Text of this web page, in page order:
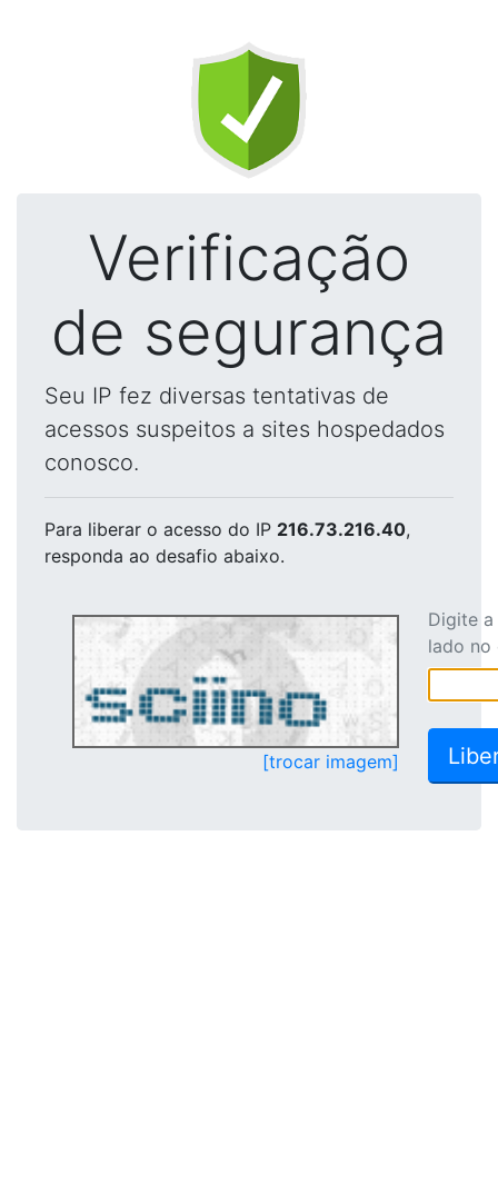
Verificação
de segurança
Seu IP fez diversas tentativas de
acessos suspeitos a sites hospedados
conosco.
Para liberar o acesso do IP 216.73.216.40,
responda ao desafio abaixo.
[trocar imagem]
Digite
lado no